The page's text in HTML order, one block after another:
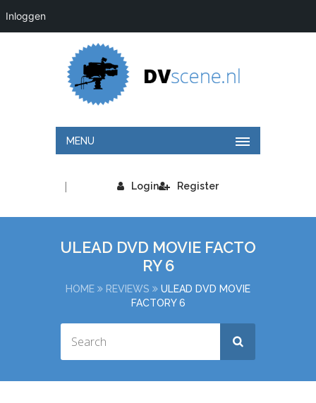
Inloggen
MENU
Login
| Register
ULEAD DVD MOVIE FACTO
RY 6
HOME REVIEWS
ULEAD DVD MOVIE
FACTORY 6